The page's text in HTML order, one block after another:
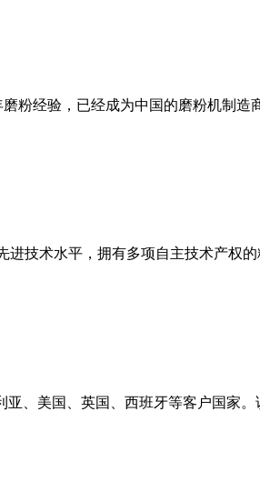
粉经验，已经成为中国的磨粉机制
进技术水平，拥有多项自主技术产
、美国、英国、西班牙等客户国家